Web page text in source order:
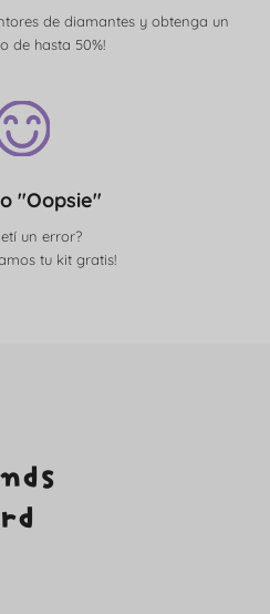
de diamantes y obtenga un
de hasta 50%!
"Oopsie"
un error?
tu kit gratis!